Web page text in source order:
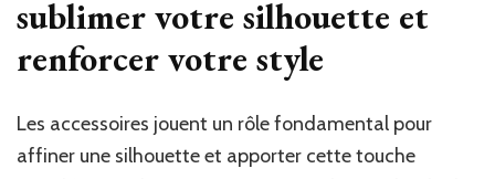
sublimer votre silhouette et
renforcer votre style
Les accessoires jouent un rôle fondamental pour
affiner une silhouette et apporter cette touche